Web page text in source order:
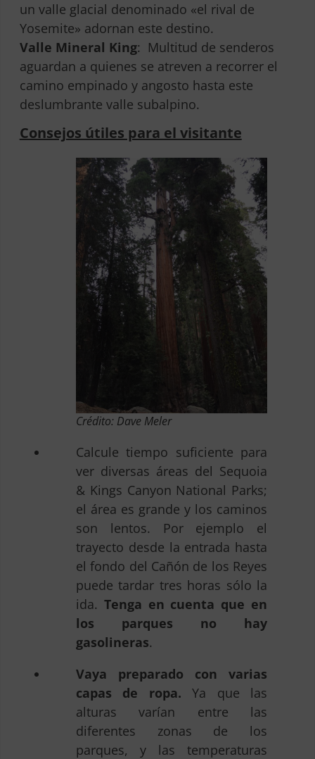
un valle glacial denominado «el rival de
Yosemite» adornan este destino.
Valle Mineral King: Multitud de senderos
aguardan a quienes se atreven a recorrer el
camino empinado y angosto hasta este
deslumbrante valle subalpino.
Consejos útiles para el visitante
Crédito: Dave Meler
Calcule tiempo suficiente para
ver diversas áreas del Sequoia
& Kings Canyon National Parks;
el área es grande y los caminos
son lentos. Por ejemplo el
trayecto desde la entrada hasta
el fondo del Cañón de los Reyes
puede tardar tres horas sólo la
ida. Tenga en cuenta que en
los parques no hay
gasolineras.
Vaya preparado con varias
capas de ropa. Ya que las
alturas varían entre las
diferentes zonas de los
parques, y las temperaturas